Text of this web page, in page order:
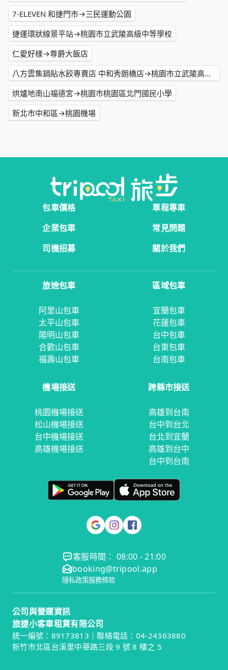
7-ELEVEN 和捷門市→三民運動公園
捷運環狀線景平站→桃園市立武陵高級中等學校
仁愛好樣→尊爵大飯店
八方雲集鍋貼水餃專賣店 中和秀朗橋店→桃園市立武陵高級中等學校
烘爐地南山福德宮→桃園市桃園區北門國民小學
新北市中和區→桃園機場
包車價格
單程專車
企業包車
常見問題
司機招募
關於我們
旅途包車
阿里山包車
太平山包車
陽明山包車
合歡山包車
福壽山包車
區域包車
宜蘭包車
花蓮包車
台中包車
台東包車
台南包車
機場接送
桃園機場接送
松山機場接送
台中機場接送
高雄機場接送
跨縣市接送
高雄到台南
台中到台北
台北到宜蘭
高雄到台中
台中到台南
客服時間： 08:00 - 21:00
booking@tripool.app
隱私政策服務條款
公司與營運資訊
旅捷小客車租賃有限公司
統一編號：89173813｜聯絡電話：04-24363880
新竹市北區台溪里中華路三段 9 號 8 樓之 5